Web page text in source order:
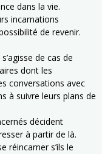
dans la vie.
incarnations
de revenir.
de cas de
dont les
conversations avec
à suivre leurs plans de
décident
à partir de là.
réincarner s’ils le